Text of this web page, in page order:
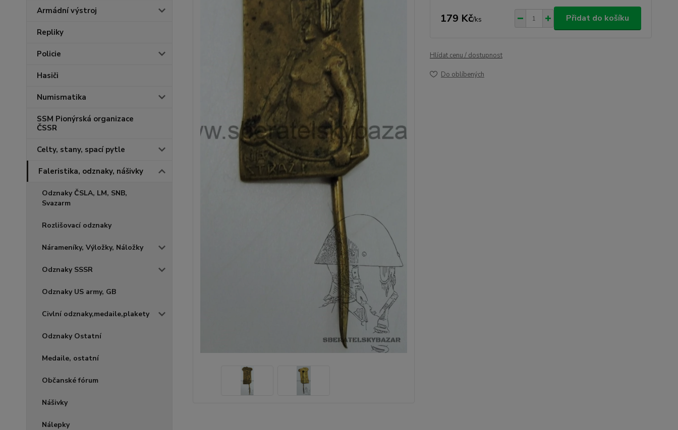
Armádní výstroj
Repliky
Policie
Hasiči
Numismatika
SSM Pionýrská organizace
ČSSR
Celty, stany, spací pytle
Faleristika, odznaky, nášivky
Odznaky ČSLA, LM, SNB,
Svazarm
Rozlišovací odznaky
Nárameníky, Výložky, Náložky
Odznaky SSSR
Odznaky US army, GB
Civlní odznaky,medaile,plakety
Odznaky Ostatní
Medaile, ostatní
Občanské fórum
Nášivky
Nálepky
179 Kč/ks Přidat do košíku
Hlídat cenu / dostupnost
Do oblíbených